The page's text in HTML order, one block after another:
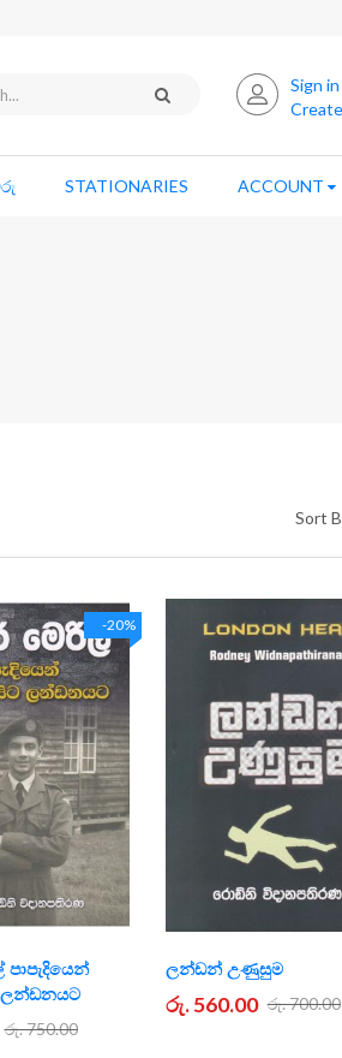
Sign in
STATIONARIES ACCOUNT
Sort
-20%
ලන්ඩනයට
රු. 750.00
ලන්ඩන් උණුසුම
රු. 560.00 රු. 700.00